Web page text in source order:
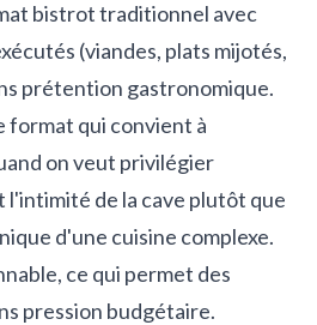
bistrot traditionnel avec
(viandes, plats mijotés,
prétention gastronomique.
format qui convient à
on veut privilégier
l'intimité de la cave plutôt que
d'une cuisine complexe.
ce qui permet des
pression budgétaire.